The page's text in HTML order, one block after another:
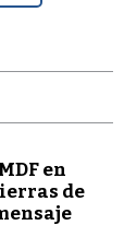
en
de